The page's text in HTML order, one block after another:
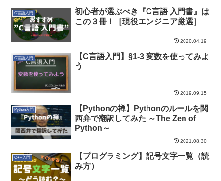
C言語入門
初心者が選ぶべき『C言語 入門書』は
この３冊！［現役エンジニア厳選］
2020.04.19
C言語入門
【C言語入門】§1-3 変数を使ってみよ
う
2019.09.15
Python入門
【Pythonの禅】Pythonのルールを関
西弁で翻訳してみた ～The Zen of
Python～
2021.08.30
C++入門
【プログラミング】記号文字一覧（読
み方）